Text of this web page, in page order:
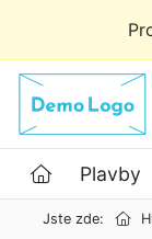
HlavníPlavby
Jste zde: